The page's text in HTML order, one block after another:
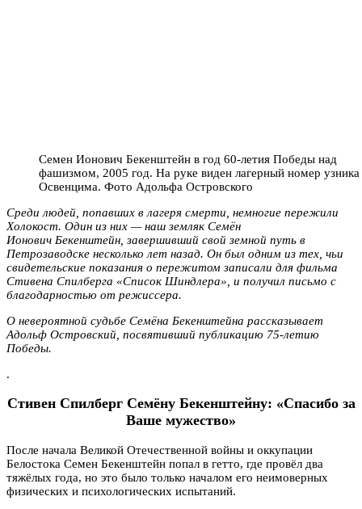
Семен Ионович Бекенштейн в год 60-летия Победы над
фашизмом, 2005 год. На руке виден лагерный номер узника
Освенцима. Фото Адольфа Островского
Среди людей, попавших в лагеря смерти, немногие пережили
Холокост. Один из них — наш земляк Семён
Ионович Бекенштейн, завершивший свой земной путь в
Петрозаводске несколько лет назад. Он был одним из тех, чьи
свидетельские показания о пережитом записали для фильма
Стивена Спилберга «Список Шиндлера», и получил письмо с
благодарностью от режиссера.
О невероятной судьбе Семёна Бекенштейна рассказывает
Адольф Островский, посвятивший публикацию 75-летию
Победы.
.
Стивен Спилберг Семёну Бекенштейну: «Спасибо за
Ваше мужество»
После начала Великой Отечественной войны и оккупации
Белостока Семен Бекенштейн попал в гетто, где провёл два
тяжёлых года, но это было только началом его неимоверных
физических и психологических испытаний.